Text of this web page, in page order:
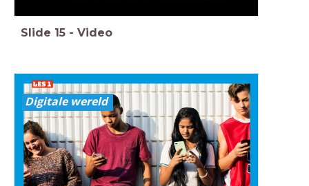
Slide 15 - Video
Digitale wereld